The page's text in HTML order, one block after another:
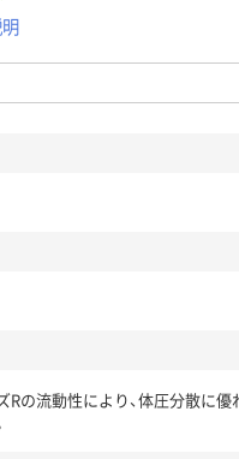
Rの流動性により、体圧分散に